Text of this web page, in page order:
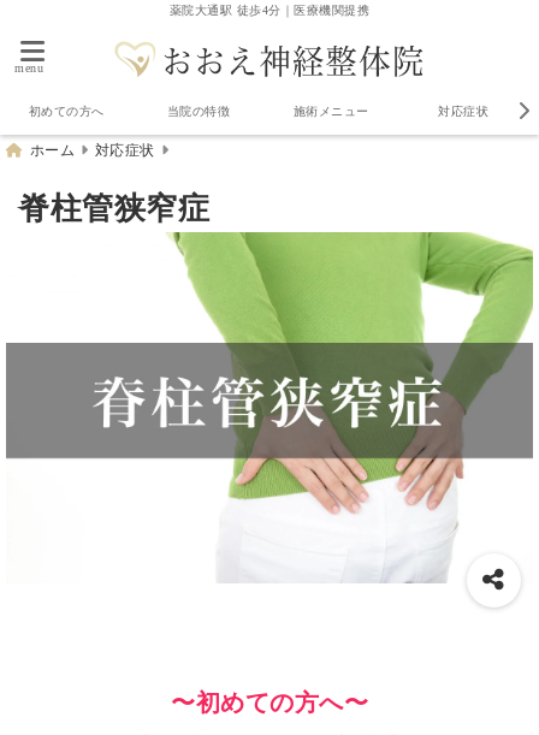
薬院大通駅 徒歩4分｜医療機関提携
menu
初めての方へ 当院の特徴 施術メニュー 対応症状
ホーム 対応症状
脊柱管狭窄症
〜初めての方へ〜